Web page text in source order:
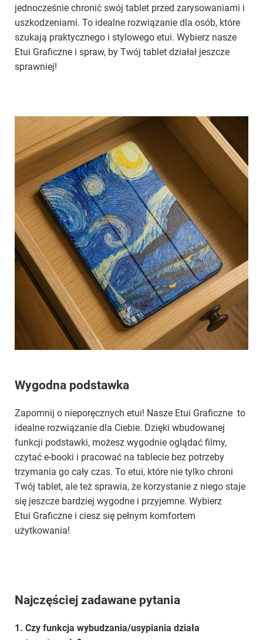
jednocześnie chronić swój tablet przed zarysowaniami i
uszkodzeniami. To idealne rozwiązanie dla osób, które
szukają praktycznego i stylowego etui. Wybierz nasze
Etui Graficzne i spraw, by Twój tablet działał jeszcze
sprawniej!
Wygodna podstawka
Zapomnij o nieporęcznych etui! Nasze Etui Graficzne to
idealne rozwiązanie dla Ciebie. Dzięki wbudowanej
funkcji podstawki, możesz wygodnie oglądać filmy,
czytać e-booki i pracować na tablecie bez potrzeby
trzymania go cały czas. To etui, które nie tylko chroni
Twój tablet, ale też sprawia, że korzystanie z niego staje
się jeszcze bardziej wygodne i przyjemne. Wybierz
Etui Graficzne i ciesz się pełnym komfortem
użytkowania!
Najczęściej zadawane pytania
1. Czy funkcja wybudzania/usypiania działa